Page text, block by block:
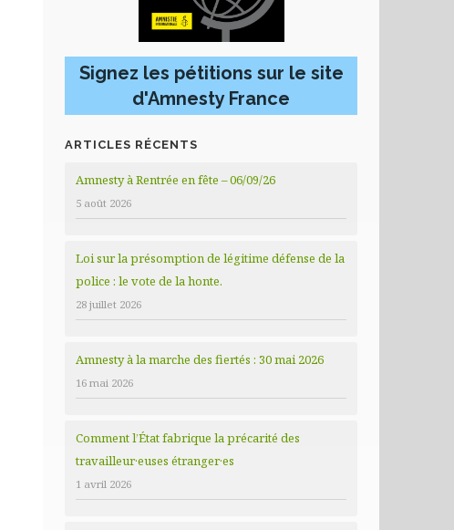
Signez les pétitions sur le site
d'Amnesty France
ARTICLES RÉCENTS
Amnesty à Rentrée en fête – 06/09/26
5 août 2026
Loi sur la présomption de légitime défense de la
police : le vote de la honte.
28 juillet 2026
Amnesty à la marche des fiertés : 30 mai 2026
16 mai 2026
Comment l’État fabrique la précarité des
travailleur·euses étranger·es
1 avril 2026